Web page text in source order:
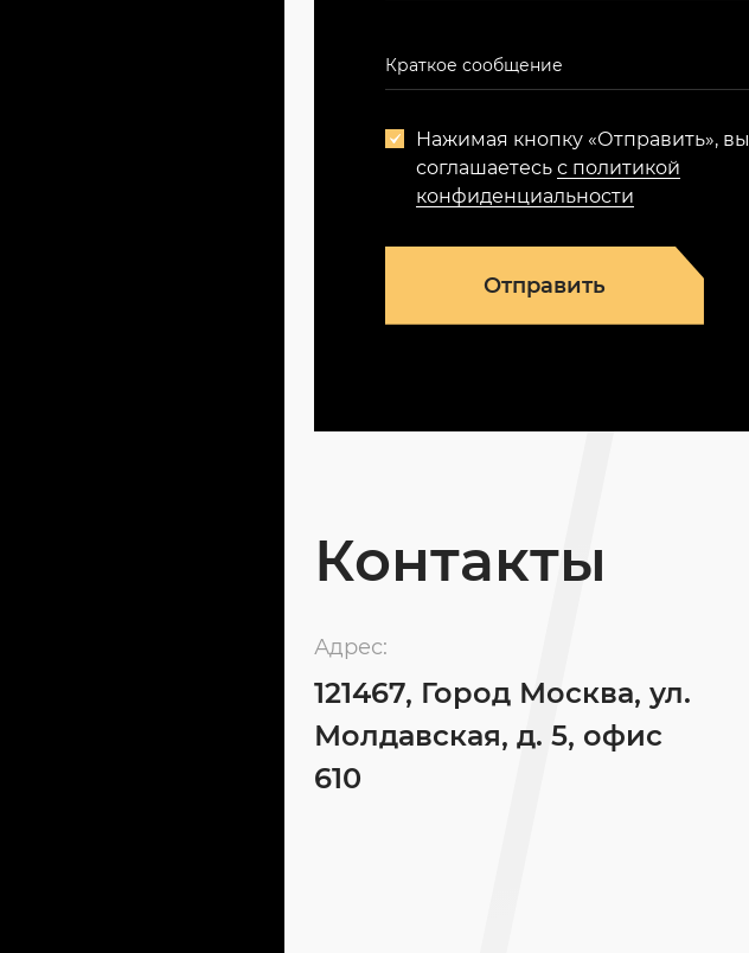
Нажимая кнопку «Отправить», вы
соглашаетесь с политикой
конфиденциальности
Отправить
Контакты
Адрес:
121467, Город Москва, ул.
Молдавская, д. 5, офис
610